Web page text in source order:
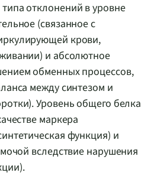
отклонений в уровне
(связанное с
крови,
и абсолютное
обменных процессов,
между синтезом и
Уровень общего белка
маркера
функция) и
вследствие нарушения